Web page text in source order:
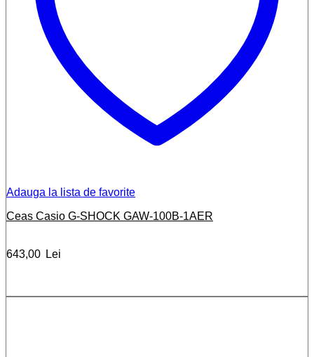
Adauga la lista de favorite
Ceas Casio G-SHOCK GAW-100B-1AER
643,00 Lei